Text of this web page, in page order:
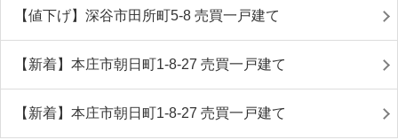
【値下げ】深谷市田所町5-8 売買一戸建て
【新着】本庄市朝日町1-8-27 売買一戸建て
【新着】本庄市朝日町1-8-27 売買一戸建て